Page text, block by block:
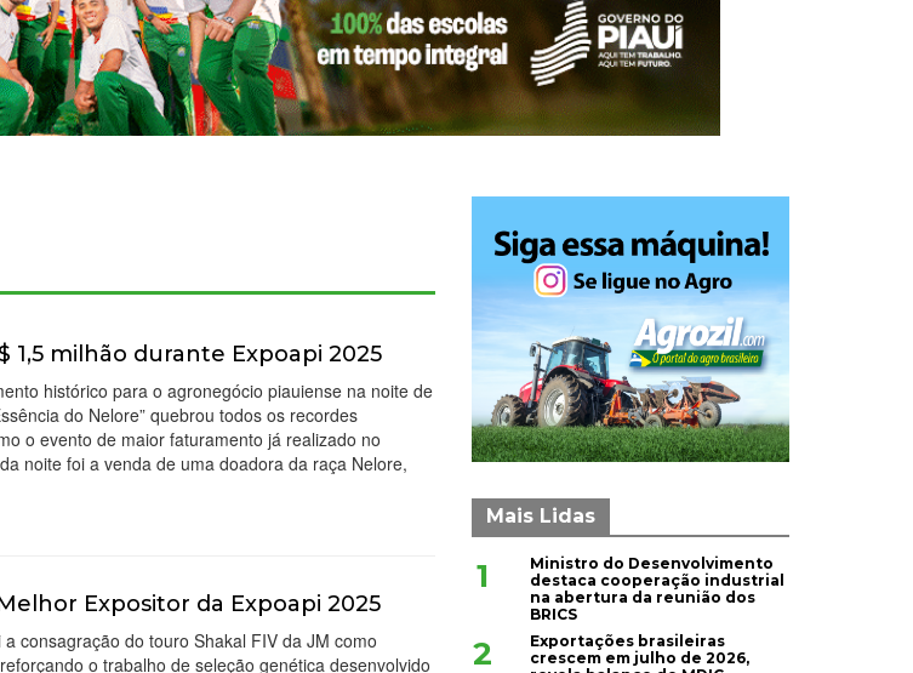
1,5 milhão durante Expoapi 2025
histórico para o agronegócio piauiense na noite de
do Nelore” quebrou todos os recordes
o evento de maior faturamento já realizado no
noite foi a venda de uma doadora da raça Nelore,
Expositor da Expoapi 2025
consagração do touro Shakal FIV da JM como
o trabalho de seleção genética desenvolvido
Mais Lidas
1
Ministro do Desenvolvimento
destaca cooperação industrial
na abertura da reunião dos
BRICS
2
Exportações brasileiras
crescem em julho de 2026,